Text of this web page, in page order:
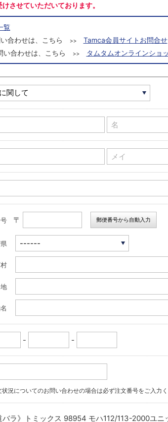
させていただいております。
覧
合わせは、こちら
>>
Tamca会員サイトお問合せ
い合わせは、こちら
>> タムタムオンラインショ
〒 郵便番号から自動入力
- -
況についてのお問い合わせの場合は必ず注文番号をご入力
バラ》トミックス 98954 モハ112/113-2000ユ